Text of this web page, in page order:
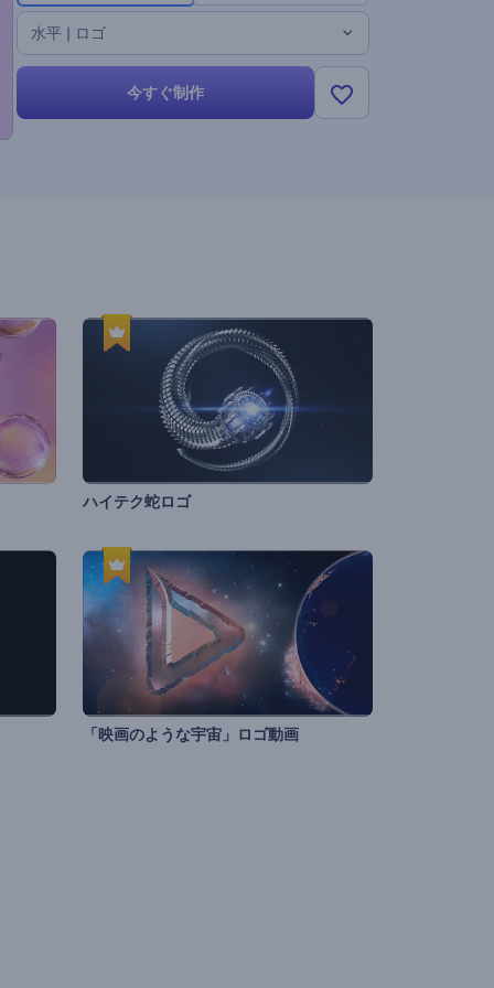
ょう！
水平 | ロゴ
今すぐ制作
ハイテク蛇ロゴ
「映画のような宇宙」ロゴ動画